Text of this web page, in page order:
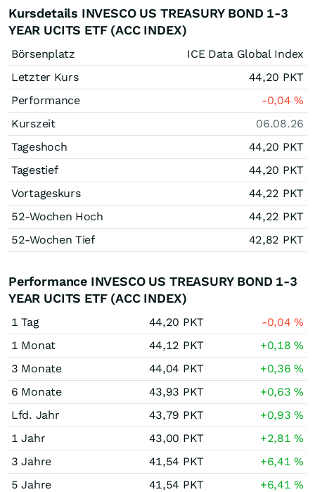
Kursdetails INVESCO US TREASURY BOND 1-3
YEAR UCITS ETF (ACC INDEX)
Börsenplatz
ICE Data Global Index
Letzter Kurs
44,20 PKT
Performance
-0,04%
Kurszeit
06.08.26
Tageshoch
44,20 PKT
Tagestief
44,20 PKT
Vortageskurs
44,22 PKT
52-Wochen Hoch
44,22 PKT
52-Wochen Tief
42,82 PKT
Performance INVESCO US TREASURY BOND 1-3
YEAR UCITS ETF (ACC INDEX)
1 Tag 44,20 PKT -0,04%
1 Monat
44,12 PKT +0,18%
3 Monate
44,04 PKT +0,36%
6 Monate
43,93 PKT +0,63%
Lfd. Jahr
43,79 PKT +0,93%
1 Jahr
43,00 PKT +2,81%
3 Jahre
41,54 PKT +6,41%
5 Jahre
41,54 PKT +6,41%